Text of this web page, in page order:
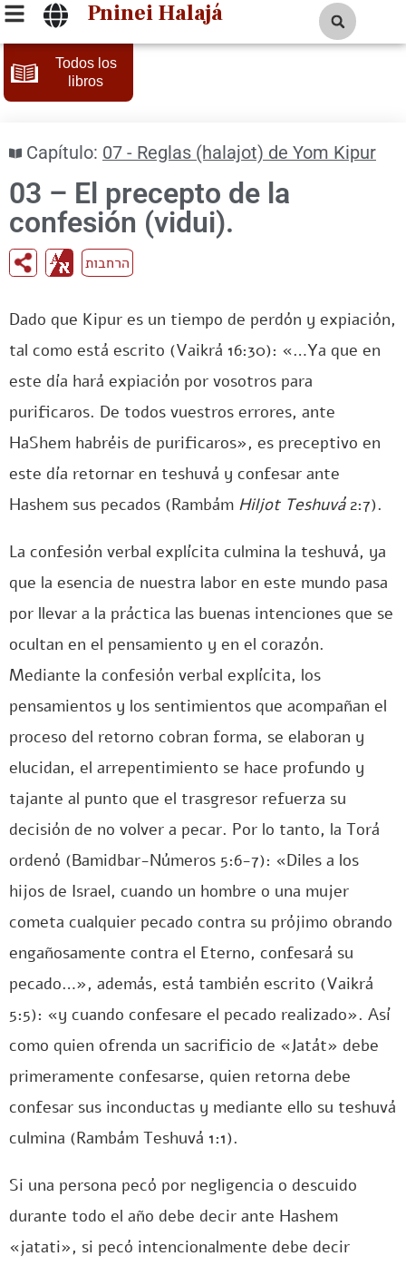
Pninei Halajá
Todos los
libros
Capítulo: 07 - Reglas (halajot) de Yom Kipur
03 – El precepto de la
confesión (vidui).
הרחבות
Dado que Kipur es un tiempo de perdón y expiación,
tal como está escrito (Vaikrá 16:30): «…Ya que en
este día hará expiación por vosotros para
purificaros. De todos vuestros errores, ante
HaShem habréis de purificaros», es preceptivo en
este día retornar en teshuvá y confesar ante
Hashem sus pecados (Rambám Hiljot Teshuvá2:7).
La confesión verbal explícita culmina la teshuvá, ya
que la esencia de nuestra labor en este mundo pasa
por llevar a la práctica las buenas intenciones que se
ocultan en el pensamiento y en el corazón.
Mediante la confesión verbal explícita, los
pensamientos y los sentimientos que acompañan el
proceso del retorno cobran forma, se elaboran y
elucidan, el arrepentimiento se hace profundo y
tajante al punto que el trasgresor refuerza su
decisión de no volver a pecar. Por lo tanto, la Torá
ordenó (Bamidbar-Números 5:6-7): «Diles a los
hijos de Israel, cuando un hombre o una mujer
cometa cualquier pecado contra su prójimo obrando
engañosamente contra el Eterno, confesará su
pecado…», además, está también escrito (Vaikrá
5:5): «y cuando confesare el pecado realizado». Así
como quien ofrenda un sacrificio de «Jatát» debe
primeramente confesarse, quien retorna debe
confesar sus inconductas y mediante ello su teshuvá
culmina (Rambám Teshuvá 1:1).
Si una persona pecó por negligencia o descuido
durante todo el año debe decir ante Hashem
«jatati», si pecó intencionalmente debe decir